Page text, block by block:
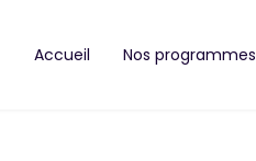
Accueil Nos programmes